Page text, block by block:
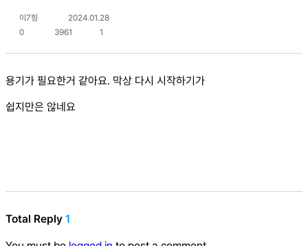
이7힝
2024.01.28
0
3961 1
용기가 필요한거 같아요. 막상 다시 시작하기가
쉽지만은 않네요
Total Reply 1